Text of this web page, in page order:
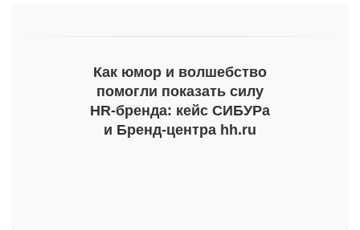
Как юмор и волшебство
помогли показать силу
HR-бренда: кейс СИБУРа
и Бренд-центра hh.ru